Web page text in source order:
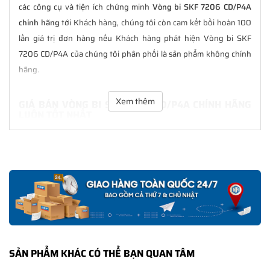
các công cụ và tiện ích chứng minh Vòng bi SKF 7206 CD/P4A
chính hãngtới Khách hàng, chúng tôi còn cam kết bồi hoàn 100
lần giá trị đơn hàng nếu Khách hàng phát hiện Vòng bi SKF
7206 CD/P4A của chúng tôi phân phối là sản phẩm không chính
hãng.
GIÁ BÁN VÒNG BI SKF 7206 CD/P4A CHÍNH HÃNG
TạiNGOCANH.COMgiá bán Vòng bi SKF 7206 CD/P4A luôn là tốt
trong suốt quá trình sử dụng các sản phẩm SKF chính hãng.
CHẾ ĐỘ BẢO HÀNH VÒNG BI SKF 7206 CD/P4A
CHÍNH HÃNG
Tất cả các sản phẩm SKF chính hãng do
phối đều được bảo hành chính hãng theo đúng tiêu chuẩn bảo
Xem thêm
SẢN PHẨM KHÁC CÓ THỂ BẠN QUAN TÂM